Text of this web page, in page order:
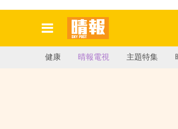
健康 晴報電視 主題特集